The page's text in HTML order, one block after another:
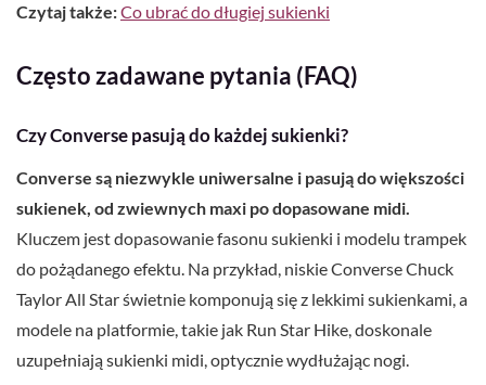
Czytaj także:Co ubrać do długiej sukienki
Często zadawane pytania (FAQ)
Czy Converse pasują do każdej sukienki?
Converse są niezwykle uniwersalne i pasują do większości
sukienek, od zwiewnych maxi po dopasowane midi.
Kluczem jest dopasowanie fasonu sukienki i modelu trampek
do pożądanego efektu. Na przykład, niskie Converse Chuck
Taylor All Star świetnie komponują się z lekkimi sukienkami, a
modele na platformie, takie jak Run Star Hike, doskonale
uzupełniają sukienki midi, optycznie wydłużając nogi.